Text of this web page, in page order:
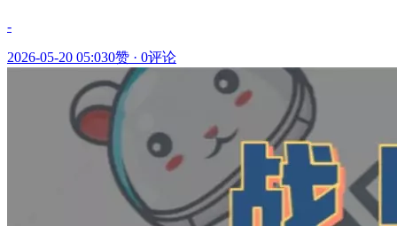
-
2026-05-20 05:030赞 · 0评论